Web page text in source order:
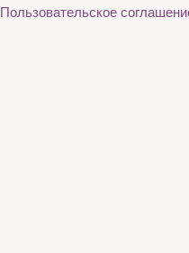
Пользовательское